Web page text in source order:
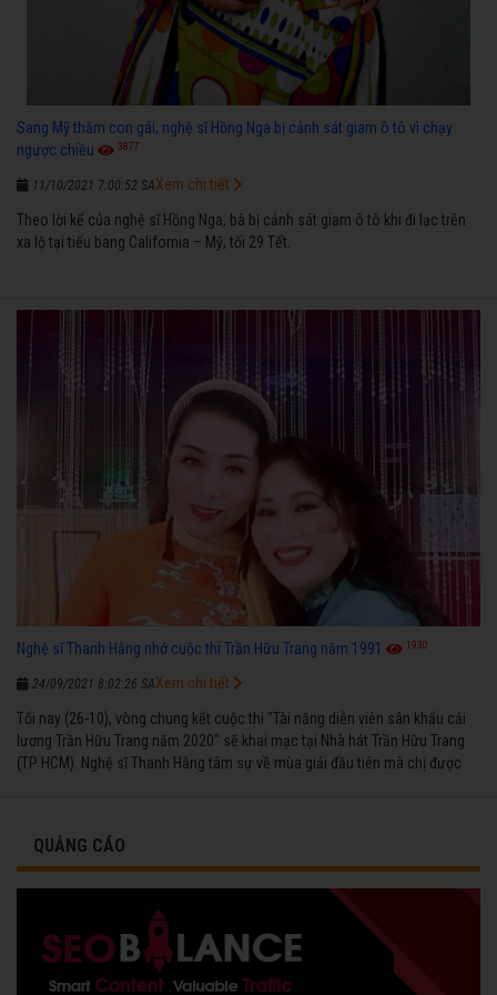
Sang Mỹ thăm con gái, nghệ sĩ Hồng Nga bị cảnh sát giam ô tô vì chạy
ngược chiều
3877
11/10/2021 7:00:52 SA
Theo lời kể của nghệ sĩ Hồng Nga, bà bị cảnh sát giam ô tô khi đi lạc trên
xa lộ tại tiểu bang California – Mỹ, tối 29 Tết.
Xem chi tiết
Nghệ sĩ Thanh Hằng nhớ cuộc thi Trần Hữu Trang năm 1991 1930
24/09/2021 8:02:26 SA
Tối nay (26-10), vòng chung kết cuộc thi "Tài năng diễn viên sân khấu cải
lương Trần Hữu Trang năm 2020" sẽ khai mạc tại Nhà hát Trần Hữu Trang
(TP HCM). Nghệ sĩ Thanh Hằng tâm sự về mùa giải đầu tiên mà chị được
Xem chi tiết
QUẢNG CÁO